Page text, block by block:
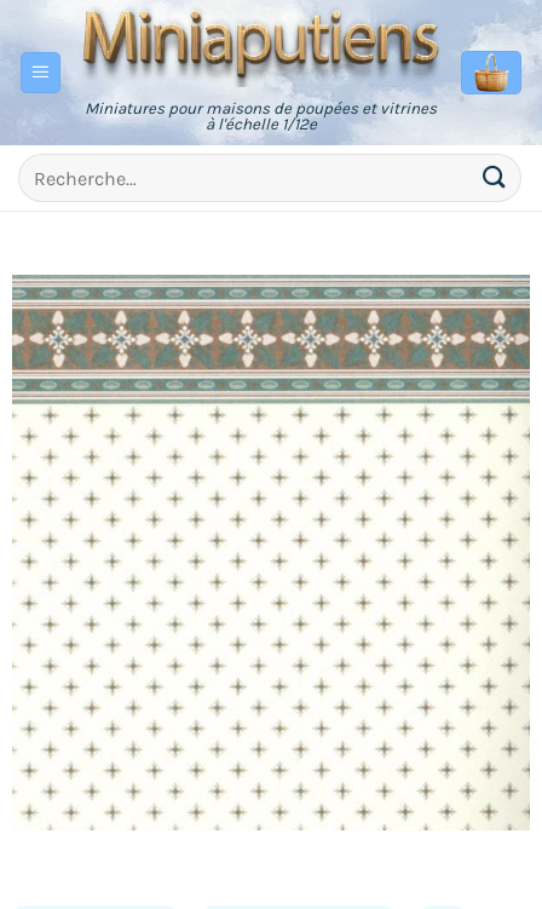
au
contenu
Miniatures pour maisons de poupées et vitrines
à l'échelle 1/12e
Recherche
pour :